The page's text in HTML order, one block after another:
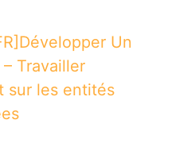
Un
Travailler
sur les entités